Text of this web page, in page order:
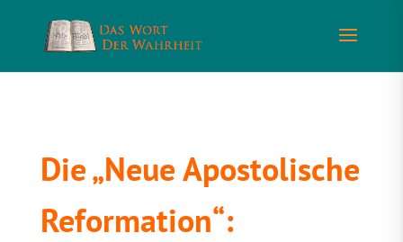
Die „Neue Apostolische
Reformation“: